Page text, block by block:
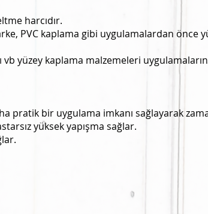
harcıdır.
PVC kaplama gibi uygulamalardan önce
yüzey kaplama malzemeleri
pratik bir uygulama imkanı sağlayarak
yüksek yapışma sağlar.